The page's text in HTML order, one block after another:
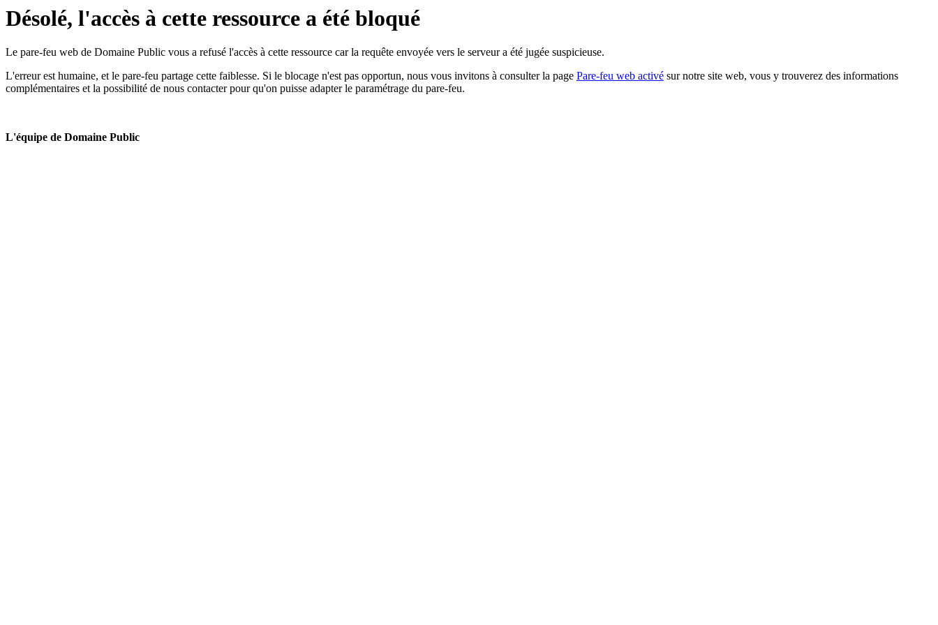
Désolé, l'accès à cette ressource a été bloqué
Le pare-feu web de Domaine Public vous a refusé l'accès à cette ressource car la requête envoyée vers le serveur a été jugée suspicieuse.
L'erreur est humaine, et le pare-feu partage cette faiblesse. Si le blocage n'est pas opportun, nous vous invitons à consulter la page Pare-feu web activé sur notre site web, vous y trouverez des informations
complémentaires et la possibilité de nous contacter pour qu'on puisse adapter le paramétrage du pare-feu.
L'équipe de Domaine Public